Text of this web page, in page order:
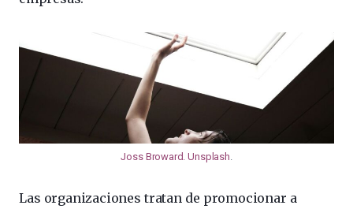
Joss Broward. Unsplash
Las organizaciones tratan de promocionar a